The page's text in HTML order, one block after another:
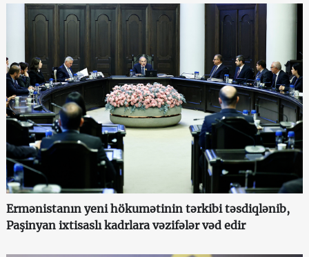
Ermənistanın yeni hökumətinin tərkibi təsdiqlənib,
Paşinyan ixtisaslı kadrlara vəzifələr vəd edir